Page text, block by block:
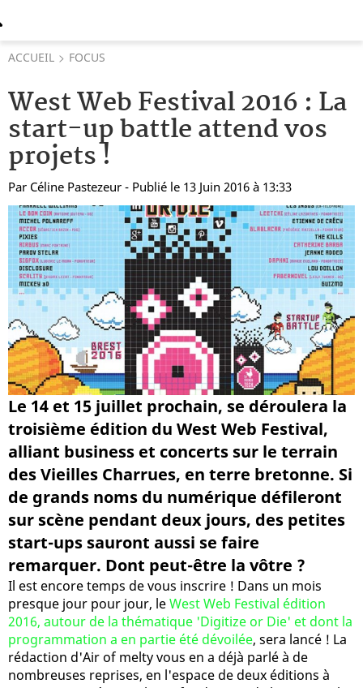
ACCUEIL FOCUS
West Web Festival 2016 : La
start-up battle attend vos
projets !
Par Céline Pastezeur - Publié le 13 Juin 2016 à 13:33
Le 14 et 15 juillet prochain, se déroulera la
troisième édition du West Web Festival,
alliant business et concerts sur le terrain
des Vieilles Charrues, en terre bretonne. Si
de grands noms du numérique défileront
sur scène pendant deux jours, des petites
start-ups sauront aussi se faire
remarquer. Dont peut-être la vôtre ?
Il est encore temps de vous inscrire ! Dans un mois
presque jour pour jour, leWest Web Festival édition
2016, autour de la thématique 'Digitize or Die' et dont la
programmation a en partie été dévoilée, sera lancé ! La
rédaction d'Air of melty vous en a déjà parlé à de
nombreuses reprises, en l'espace de deux éditions à